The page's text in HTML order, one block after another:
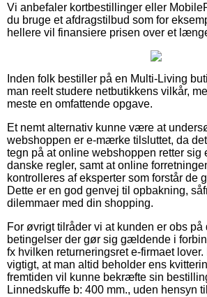
Vi anbefaler kortbestillinger eller
du bruge et afdragstilbud som for
hellere vil finansiere prisen over et
Inden folk bestiller på en Multi-Living
man reelt studere netbutikkens vilkår,
meste en omfattende opgave.
Et nemt alternativ kunne være at
webshoppen er e-mærke tilsluttet, da
tegn på at online webshoppen retter sig
danske regler, samt at online
kontrolleres af eksperter som forstår de
Dette er en god genvej til opbakning,
dilemmaer med din shopping.
For øvrigt tilråder vi at kunden er obs
betingelser der gør sig gældende i
fx hvilken returneringsret e-firmaet
vigtigt, at man altid beholder ens
fremtiden vil kunne bekræfte sin
Linnedskuffe b: 400 mm., uden hensyn